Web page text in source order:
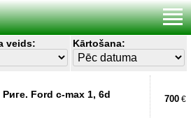
veids: Kārtošana:
Ford c-max 1, 6d 700 €